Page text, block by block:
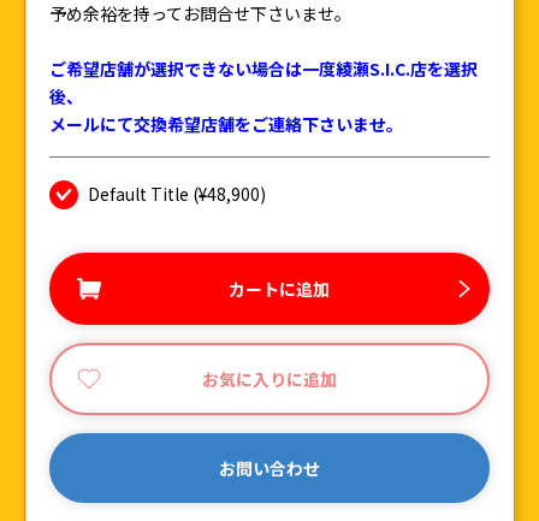
予め余裕を持ってお問合せ下さいませ。
ご希望店舗が選択できない場合は一度綾瀬S.I.C.店を選択
後、
メールにて交換希望店舗をご連絡下さいませ。
Default Title (¥48,900)
カートに追加
お気に入りに追加
お問い合わせ